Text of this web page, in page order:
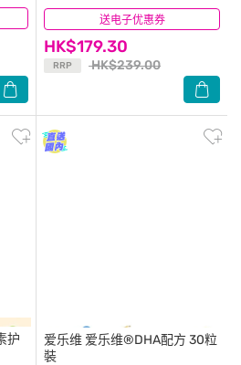
送电子优惠券
HK$179.30
RRP HK$239.00
(0)
护
爱乐维 爱乐维®DHA配方 30粒
裝